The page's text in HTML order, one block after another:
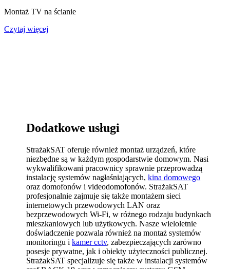
Montaż TV na ścianie
Czytaj więcej
Dodatkowe usługi
StrażakSAT oferuje również montaż urządzeń, które
niezbędne są w każdym gospodarstwie domowym. Nasi
wykwalifikowani pracownicy sprawnie przeprowadzą
instalację systemów nagłaśniających,kina domowego
oraz domofonów i videodomofonów. StrażakSAT
profesjonalnie zajmuje się także montażem sieci
internetowych przewodowych LAN oraz
bezprzewodowych Wi-Fi, w różnego rodzaju budynkach
mieszkaniowych lub użytkowych. Nasze wieloletnie
doświadczenie pozwala również na montaż systemów
monitoringu ikamer cctv, zabezpieczających zarówno
posesje prywatne, jak i obiekty użyteczności publicznej.
StrażakSAT specjalizuje się także w instalacji systemów